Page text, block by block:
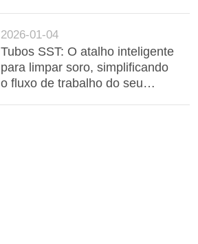
2026-01-04
Tubos SST: O atalho inteligente
para limpar soro, simplificando
o fluxo de trabalho do seu